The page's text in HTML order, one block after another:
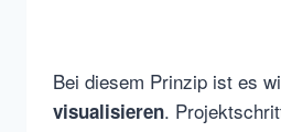
Bei diesem Prinzip ist es
visualisieren.